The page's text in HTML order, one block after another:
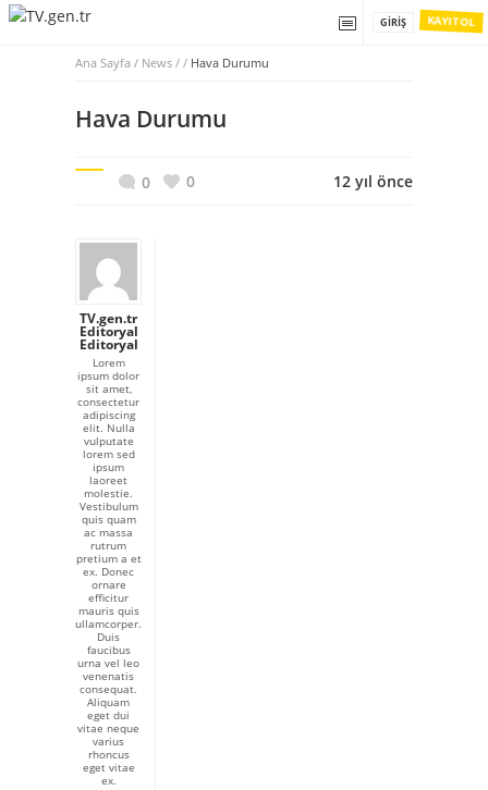
KAYIT OL
GIRIŞ
Ana Sayfa / News / / Hava Durumu
Hava Durumu
0 0 12 yıl önce
TV.gen.tr
Editoryal
Editoryal
Lorem
ipsum dolor
sit amet,
consectetur
adipiscing
elit. Nulla
vulputate
lorem sed
ipsum
laoreet
molestie.
Vestibulum
quis quam
ac massa
rutrum
pretium a et
ex. Donec
ornare
efficitur
mauris quis
ullamcorper.
Duis
faucibus
urna vel leo
venenatis
consequat.
Aliquam
eget dui
vitae neque
varius
rhoncus
eget vitae
ex.